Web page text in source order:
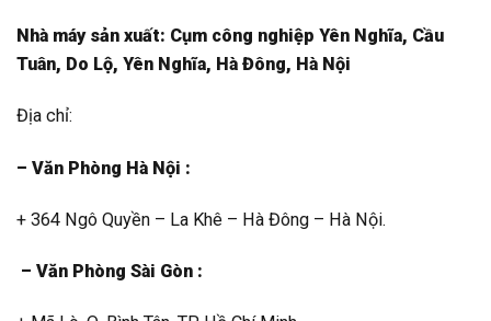
Nhà máy sản xuất: Cụm công nghiệp Yên Nghĩa, Cầu
Tuân, Do Lộ, Yên Nghĩa, Hà Đông, Hà Nội
Địa chỉ:
– Văn Phòng Hà Nội :
+ 364 Ngô Quyền – La Khê – Hà Đông – Hà Nội.
– Văn Phòng Sài Gòn :